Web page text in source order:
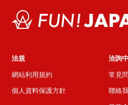
法規
網站利用規約
個人資料保護方針
洽詢
常見
聯絡